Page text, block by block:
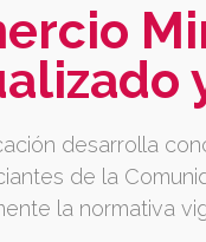
desarrolla
de la
la normativa